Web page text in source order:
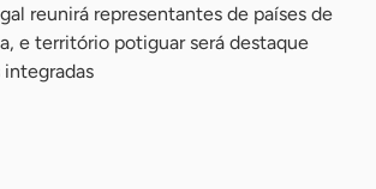
reunirá representantes de países de
e território potiguar será destaque
integradas